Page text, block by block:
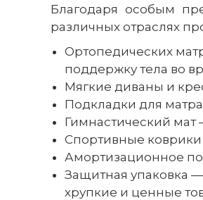
Благодаря особым
различных отраслях
Ортопедических
поддержку тела во
Мягкие диваны и
Подкладки для
Гимнастический
Спортивные
Амортизационное
Защитная упаковка
хрупкие и ценные